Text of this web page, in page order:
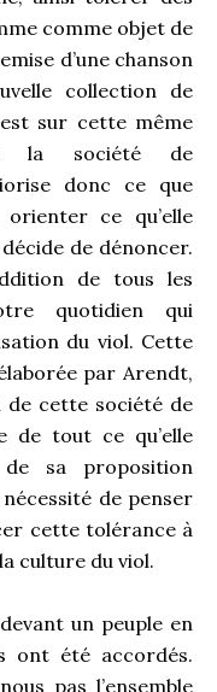
comme objet de
d’une chanson
collection de
sur cette même
la société de
donc ce que
ce qu’elle
de dénoncer.
de tous les
quotidien qui
du viol. Cette
par Arendt,
de cette société de
de tout ce qu’elle
de sa proposition
de penser
cette tolérance à
culture du viol.
un peuple en
ont été accordés.
pas l’ensemble